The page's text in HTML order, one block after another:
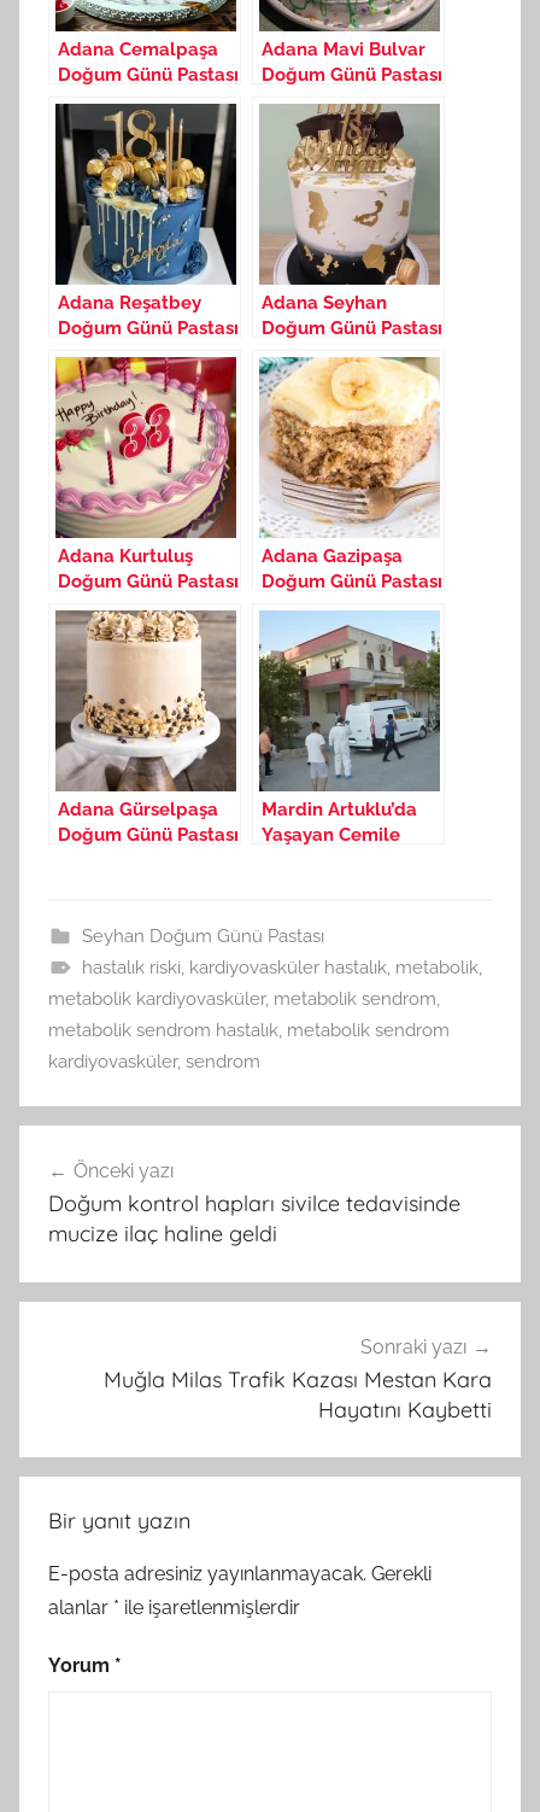
Adana Cemalpaşa
Doğum Günü Pastası
Yapan Yerler 18
Ağustos 2025
Adana Mavi Bulvar
Doğum Günü Pastası
Yapan Yerler 18
Ağustos 2025
Adana Reşatbey
Doğum Günü Pastası
Yapan Yerler 19
Ağustos 2025
Adana Seyhan
Doğum Günü Pastası
Yapan Yerler 19
Ağustos 2025
Adana Kurtuluş
Doğum Günü Pastası
Yapan Yerler 19
Ağustos 2025
Adana Gazipaşa
Doğum Günü Pastası
Yapan Yerler 20
Ağustos 2025
Adana Gürselpaşa
Doğum Günü Pastası
Mardin Artuklu’da
Yaşayan Cemile
Seyhan Doğum Günü Pastası
hastalık riski, kardiyovasküler hastalık, metabolik,
metabolik kardiyovasküler, metabolik sendrom,
metabolik sendrom hastalık, metabolik sendrom
kardiyovasküler, sendrom
gezinmesi
Önceki yazı
Doğum kontrol hapları sivilce tedavisinde
mucize ilaç haline geldi
Sonraki yazı
Muğla Milas Trafik Kazası Mestan Kara
Hayatını Kaybetti
Bir yanıt yazın
E-posta adresiniz yayınlanmayacak. Gerekli
alanlar * ile işaretlenmişlerdir
Yorum *